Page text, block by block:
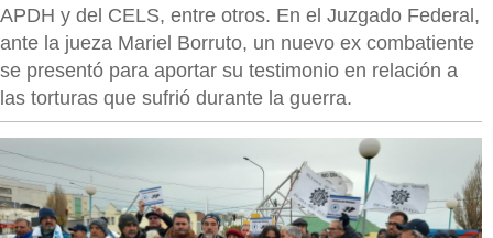
APDH y del CELS, entre otros. En el Juzgado Federal,
ante la jueza Mariel Borruto, un nuevo ex combatiente
se presentó para aportar su testimonio en relación a
las torturas que sufrió durante la guerra.